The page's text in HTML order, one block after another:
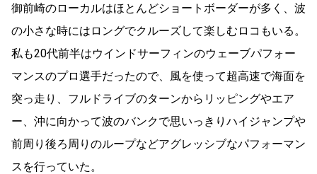
御前崎のローカルはほとんどショートボーダーが多く、波
の小さな時にはロングでクルーズして楽しむロコもいる。
私も20代前半はウインドサーフィンのウェーブパフォー
マンスのプロ選手だったので、風を使って超高速で海面を
突っ走り、フルドライブのターンからリッピングやエア
ー、沖に向かって波のバンクで思いっきりハイジャンプや
前周り後ろ周りのループなどアグレッシブなパフォーマン
スを行っていた。